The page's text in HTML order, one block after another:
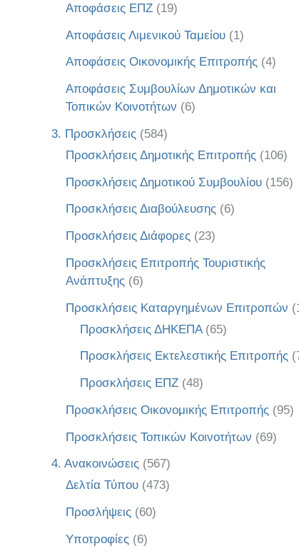
Αποφάσεις ΕΠΖ (19)
Αποφάσεις Λιμενικού Ταμείου (1)
Αποφάσεις Οικονομικής Επιτροπής (4)
Αποφάσεις Συμβουλίων Δημοτικών και
Τοπικών Κοινοτήτων (6)
3. Προσκλήσεις (584)
Προσκλήσεις Δημοτικής Επιτροπής (106)
Προσκλήσεις Δημοτικού Συμβουλίου (156)
Προσκλήσεις Διαβούλευσης (6)
Προσκλήσεις Διάφορες (23)
Προσκλήσεις Επιτροπής Τουριστικής
Ανάπτυξης (6)
Προσκλήσεις Καταργημένων Επιτροπών
Προσκλήσεις ΔΗΚΕΠΑ(65)
Προσκλήσεις Εκτελεστικής Επιτροπής
Προσκλήσεις ΕΠΖ (48)
Προσκλήσεις Οικονομικής Επιτροπής (95)
Προσκλήσεις Τοπικών Κοινοτήτων (69)
4. Ανακοινώσεις (567)
Δελτία Τύπου (473)
Προσλήψεις (60)
Υποτροφίες (6)